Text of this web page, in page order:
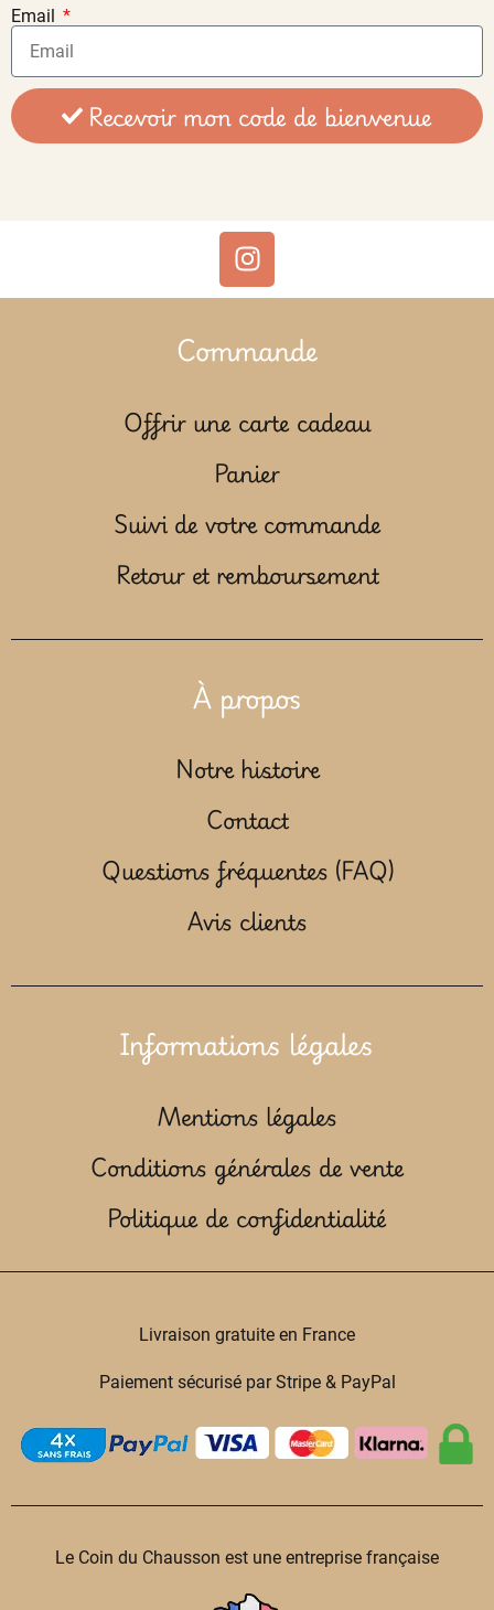
Email
Recevoir mon code de bienvenue
Commande
Offrir une carte cadeau
Panier
Suivi de votre commande
Retour et remboursement
À propos
Notre histoire
Contact
Questions fréquentes (FAQ)
Avis clients
Informations légales
Mentions légales
Conditions générales de vente
Politique de confidentialité
Livraison gratuite en France
Paiement sécurisé par Stripe & PayPal
Le Coin du Chausson est une entreprise française